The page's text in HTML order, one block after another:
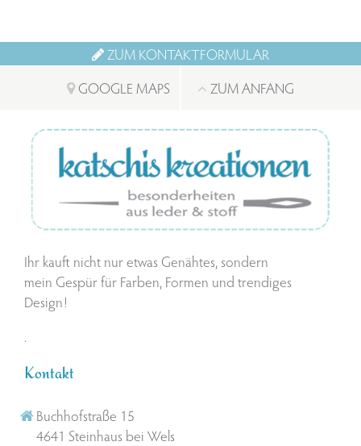
ZUM KONTAKTFORMULAR
GOOGLE MAPS
ZUM ANFANG
Ihr kauft nicht nur etwas Genähtes, sondern
mein Gespür für Farben, Formen und trendiges
Design!
.
Kontakt
Buchhofstraße 15
4641 Steinhaus bei Wels